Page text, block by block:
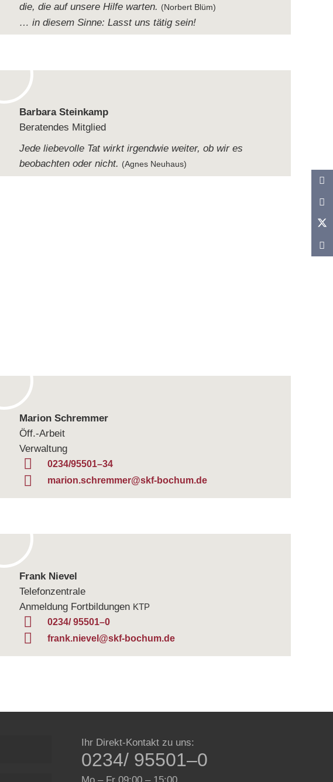
die, die auf unsere Hilfe war­ten. (Nor­bert Blüm)
… in die­sem Sinne: Lasst uns tätig sein!
Bar­bara Steinkamp
Bera­ten­des Mitglied
Jede lie­be­volle Tat wirkt irgend­wie wei­ter, ob wir es
beob­ach­ten oder nicht. (Agnes Neu­haus)
Marion Schrem­mer
Öff.-Arbeit
Verwaltung
0234/95501–34
marion.schremmer@skf-bochum.de
Frank Nie­vel
Tele­fon­zen­trale
Anmel­dung Fort­bil­dun­gen KTP
0234/ 95501–0
frank.nievel@skf-bochum.de
Ihr Direkt-Kon­takt zu uns:
0234/ 95501–0